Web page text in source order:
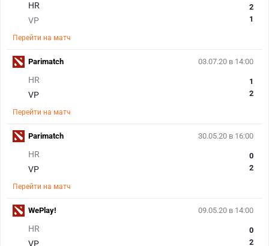
HR
VP
2
1
Перейти на матч
03.07.20 в 14:00
HR
VP
1
2
Перейти на матч
Parimatch
30.05.20 в 16:00
HR
VP
0
2
Перейти на матч
Parimatch
09.05.20 в 14:00
HR
VP
0
2
WePlay!